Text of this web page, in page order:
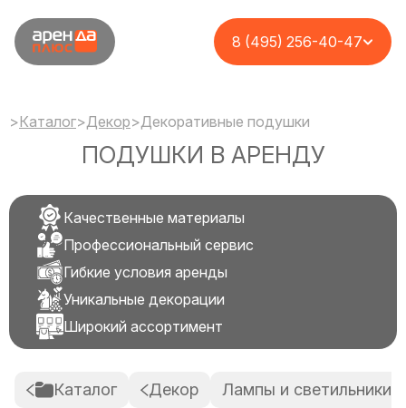
8 (495) 256-40-47
>Каталог>Декор>Декоративные подушки
ПОДУШКИ В АРЕНДУ
Качественные материалы
Профессиональный сервис
Гибкие условия аренды
Уникальные декорации
Широкий ассортимент
Каталог Декор Лампы и светильники